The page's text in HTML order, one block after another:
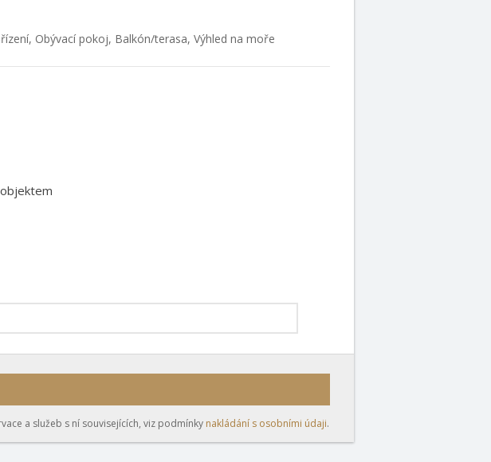
Obývací pokoj, Balkón/terasa, Výhled na moře
a služeb s ní souvisejících, viz podmínky nakládání s osobními údaji.